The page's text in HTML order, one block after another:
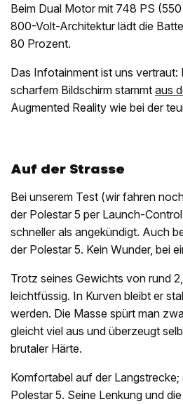
Beim Dual Motor mit 748 PS
800-Volt-Architektur lädt die
80 Prozent.
Das Infotainment ist uns
scharfem Bildschirm stammt aus
Augmented Reality wie bei der
Auf der Strasse
Bei unserem Test (wir fahren
der Polestar 5 per Launch-
schneller als angekündigt. Auch
der Polestar 5. Kein Wunder, bei
Trotz seines Gewichts von rund
leichtfüssig. In Kurven bleibt er
werden. Die Masse spürt man
gleicht viel aus und überzeugt
brutaler Härte.
Komfortabel auf der
Polestar 5. Seine Lenkung und